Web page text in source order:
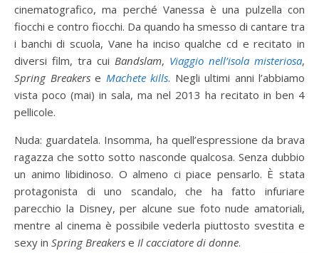
cinematografico, ma perché Vanessa è una pulzella con
fiocchi e contro fiocchi. Da quando ha smesso di cantare tra
i banchi di scuola, Vane ha inciso qualche cd e recitato in
diversi film, tra cui Bandslam, Viaggio nell’isola misteriosa,
Spring Breakerse Machete kills. Negli ultimi anni l’abbiamo
vista poco (mai) in sala, ma nel 2013 ha recitato in ben 4
pellicole.
Nuda: guardatela. Insomma, ha quell’espressione da brava
ragazza che sotto sotto nasconde qualcosa. Senza dubbio
un animo libidinoso. O almeno ci piace pensarlo. È stata
protagonista di uno scandalo, che ha fatto infuriare
parecchio la Disney, per alcune sue foto nude amatoriali,
mentre al cinema è possibile vederla piuttosto svestita e
sexy in Spring Breakers e Il cacciatore di donne.